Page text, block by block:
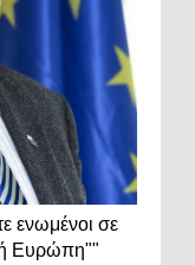
ενωμένοι σε
Ευρώπη""